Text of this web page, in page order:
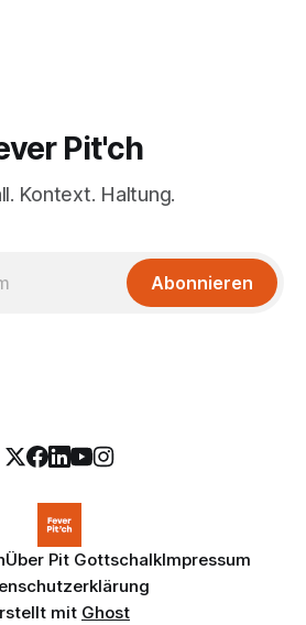
Pit'ch
Kontext. Haltung.
Abonnieren
Über Pit GottschalkImpressum
mit Ghost